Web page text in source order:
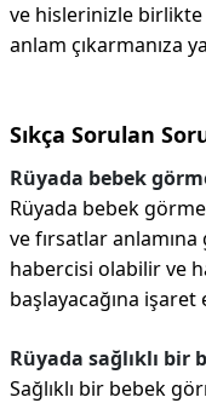
ve hislerinizle birlikte
anlam çıkarmanıza
Sıkça Sorulan
Rüyada bebek
Rüyada bebek
ve fırsatlar
habercisi olabilir ve
başlayacağına işaret
Rüyada sağlıklı
Sağlıklı bir bebek